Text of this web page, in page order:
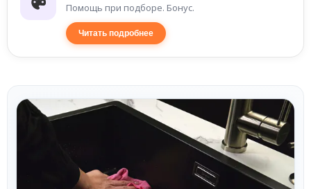
Помощь при подборе. Бонус.
Читать подробнее